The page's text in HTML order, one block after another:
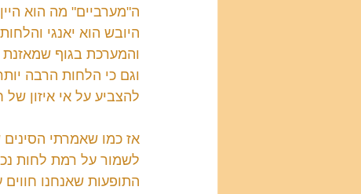
ה"מערביים" מה הוא
היובש הוא יאנגי
והמערכת בגוף שמאזנת
וגם כי הלחות הרבה
להצביע על אי איזון
אז כמו שאמרתי הסינים
לשמור על רמת לחות
התופעות שאנחנו חווים